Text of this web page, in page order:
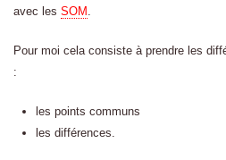
avec les SOM .
Pour moi cela consiste à prendre les
:
les points communs
les différences.